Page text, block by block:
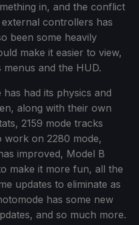
in, and the conflict
controllers has
been some heavily
make it easier to view,
and the HUD.
had its physics and
along with their own
2159 mode tracks
work on 2280 mode,
improved, Model B
make it more fun, all the
updates to eliminate as
has some new
and so much more.